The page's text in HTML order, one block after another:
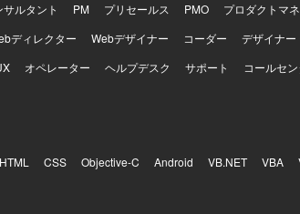
サルタント PM プリセールス PMO
プロダクトマ
ディレクター Webデザイナー コーダー
デザイナー
オペレーター ヘルプデスク サポート コールセ
HTML CSS Objective-C Android VB.NET VBA